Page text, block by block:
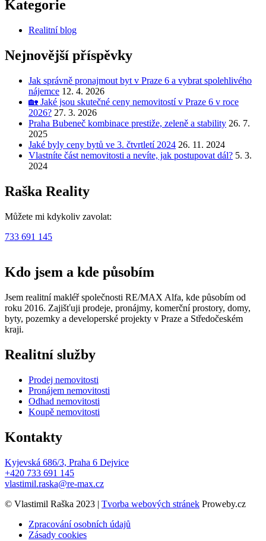
Kategorie
Realitní blog
Nejnovější příspěvky
Jak správně pronajmout byt v Praze 6 a vybrat spolehlivého
nájemce 12. 4. 2026
🏡 Jaké jsou skutečné ceny nemovitostí v Praze 6 v roce
2026? 27. 3. 2026
Praha Bubeneč kombinace prestiže, zeleně a stability 26. 7.
2025
Jaké byly ceny bytů ve 3. čtvrtletí 2024 26. 11. 2024
Vlastníte část nemovitosti a nevíte, jak postupovat dál? 5. 3.
2024
Raška Reality
Můžete mi kdykoliv zavolat:
733 691 145
Kdo jsem a kde působím
Jsem realitní makléř společnosti RE/MAX Alfa, kde působím od
roku 2016. Zajišťuji prodeje, pronájmy, komerční prostory, domy,
byty, pozemky a developerské projekty v Praze a Středočeském
kraji.
Realitní služby
Prodej nemovitosti
Pronájem nemovitosti
Odhad nemovitosti
Koupě nemovitosti
Kontakty
Kyjevská 686/3, Praha 6 Dejvice
+420 733 691 145
vlastimil.raska@re-max.cz
© Vlastimil Raška 2023 | Tvorba webových stránek Proweby.cz
Zpracování osobních údajů
Zásady cookies